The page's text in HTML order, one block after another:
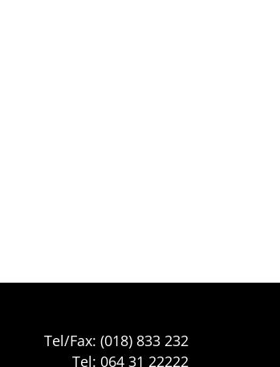
Tel/Fax: (018) 833 232
Tel: 064 31 22222